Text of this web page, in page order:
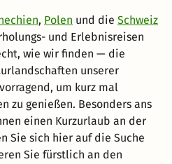
, Polen und die Schweiz
und Erlebnisreisen
wie wir finden — die
unserer
um kurz mal
zu genießen. Besonders ans
einen Kurzurlaub an der
Sie sich hier auf die Suche
Sie fürstlich an den